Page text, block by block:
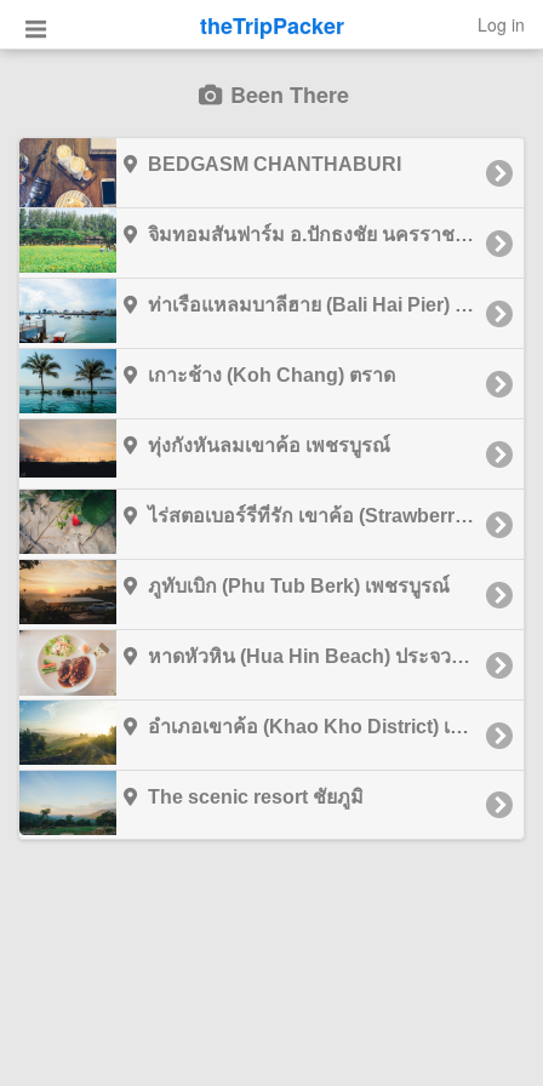
theTripPacker Log in
Been There
BEDGASM CHANTHABURI
จิมทอมสันฟาร์ม อ.ปักธงชัย นครราชสีมา
ท่าเรือแหลมบาลีฮาย (Bali Hai Pier) ชลบุรี
เกาะช้าง (Koh Chang) ตราด
ทุ่งกังหันลมเขาค้อ เพชรบูรณ์
ไร่สตอเบอร์รี่ที่รัก เขาค้อ (Strawberry Thirak Farm Khao Kho) เพชรบูรณ์
ภูทับเบิก (Phu Tub Berk) เพชรบูรณ์
หาดหัวหิน (Hua Hin Beach) ประจวบคีรีขันธ์
อำเภอเขาค้อ (Khao Kho District) เพชรบูรณ์
The scenic resort ชัยภูมิ